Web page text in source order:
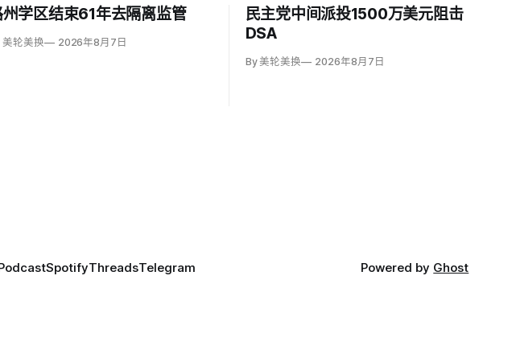
学区结束61年去隔离监管
美轮美换 2026年8月7日
民主党中间派投1500万美元阻击
DSA
By 美轮美换 2026年8月7日
SpotifyThreadsTelegram Powered by Ghost